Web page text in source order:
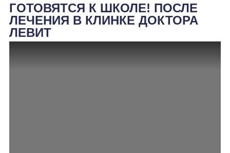
ГОТОВЯТСЯ К ШКОЛЕ! ПОСЛЕ
ЛЕЧЕНИЯ В КЛИНКЕ ДОКТОРА
ЛЕВИТ